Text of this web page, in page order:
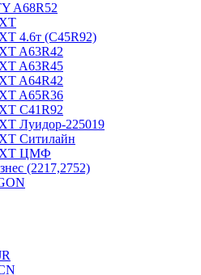
A68R52
4.6т (C45R92)
A63R42
A63R45
A64R42
A65R36
C41R92
Луидор-225019
Ситилайн
ЦМФ
(2217,2752)